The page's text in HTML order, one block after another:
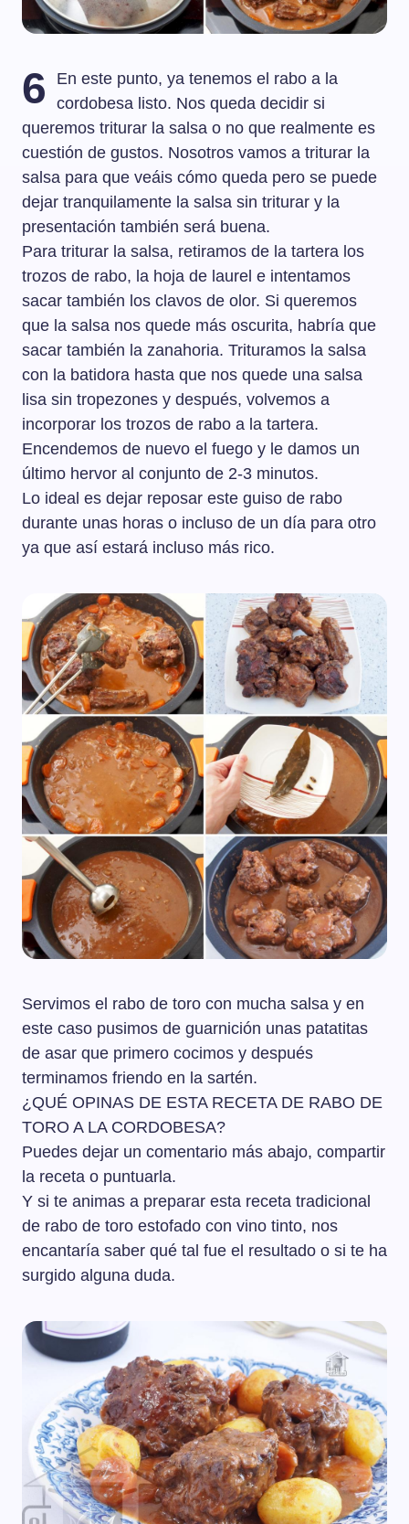
6
En este punto, ya tenemos el rabo a la
cordobesa listo. Nos queda decidir si
queremos triturar la salsa o no que realmente es
cuestión de gustos. Nosotros vamos a triturar la
salsa para que veáis cómo queda pero se puede
dejar tranquilamente la salsa sin triturar y la
presentación también será buena.
Para triturar la salsa, retiramos de la tartera los
trozos de rabo, la hoja de laurel e intentamos
sacar también los clavos de olor. Si queremos
que la salsa nos quede más oscurita, habría que
sacar también la zanahoria. Trituramos la salsa
con la batidora hasta que nos quede una salsa
lisa sin tropezones y después, volvemos a
incorporar los trozos de rabo a la tartera.
Encendemos de nuevo el fuego y le damos un
último hervor al conjunto de 2-3 minutos.
Lo ideal es dejar reposar este guiso de rabo
durante unas horas o incluso de un día para otro
ya que así estará incluso más rico.
Servimos el rabo de toro con mucha salsa y en
este caso pusimos de guarnición unas patatitas
de asar que primero cocimos y después
terminamos friendo en la sartén.
¿QUÉ OPINAS DE ESTA RECETA DE RABO DE
TORO A LA CORDOBESA?
Puedes dejar un comentario más abajo, compartir
la receta o puntuarla.
Y si te animas a preparar esta receta tradicional
de rabo de toro estofado con vino tinto, nos
encantaría saber qué tal fue el resultado o si te ha
surgido alguna duda.